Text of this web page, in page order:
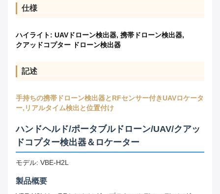
仕様
ハイライト: UAVドローン検出器, 携帯ドローン検出器,
クアッドコプター ドローン検出器
記述
手持ちの携帯ドローン検出器とRFセンサー付きUAVロケータ
ー,リアルタイム検出と位置付け
ハンドヘルド/ポータブルドローン/UAV/クアッ
ドコプター検出器＆ロケーター
モデル: VBE-H2L
製品概要